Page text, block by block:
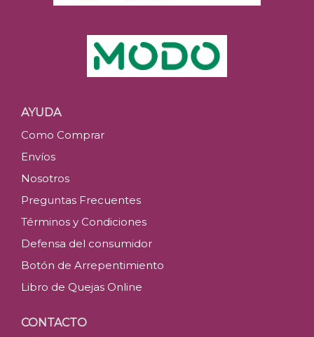
AYUDA
Como Comprar
Envíos
Nosotros
Preguntas Frecuentes
Términos y Condiciones
Defensa del consumidor
Botón de Arrepentimiento
Libro de Quejas Online
CONTACTO